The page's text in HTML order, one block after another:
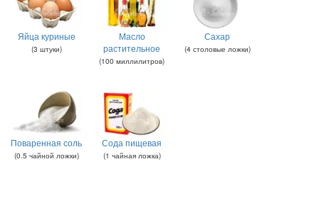
Яйца куриные
(3 штуки)
Масло
растительное
(100 миллилитров)
Сахар
(4 столовые ложки)
Поваренная соль
(0.5 чайной ложки)
Сода пищевая
(1 чайная ложка)